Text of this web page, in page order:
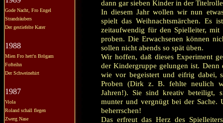
Gode Nacht, Fro Engel
Strandräubers
Der gestiefelte Kater
1988
Mien Fro hett'n Brögam
Fofteihn
Der Schweinehirt
1987
Viola
Roland schall flegen
Zwerg Nase
dann gar sieben Kinder in der
In diesem Jahr wollen wir nun
spielt das Weihnachtsmärchen. Es
zeitaufwendig für den Spielleiter, mit
proben. Die Erwachsenen können
sollen nicht abends so spät üben.
Wir hoffen, daß dieses Experiment
der Kindergruppe gelungen ist.
wie vor begeistert und eifrig dabei,
Proben (Dirk z. B. fehlte neulich
Jahren!). Sie sind kreativ beteiligt,
munter und vergnügt bei der
beherrschen!
Das erfreut das Herz des